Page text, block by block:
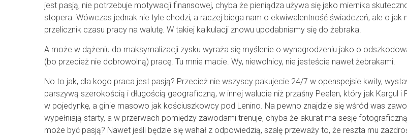
jest pasją, nie potrzebuje motywacji finansowej, chyba że pieniądza używa się jako miernika
stopera. Wówczas jednak nie tyle chodzi, a raczej biega nam o ekwiwalentność świadczeń, ale o jak
przelicznik czasu pracy na walutę. W takiej kalkulacji znowu upodabniamy się do żebraka.
A może w dążeniu do maksymalizacji zysku wyraża się myślenie o wynagrodzeniu jako o
(bo przecież nie dobrowolną) pracę. Tu mnie macie. Wy, niewolnicy, nie jesteście nawet żebrakami.
No to jak, dla kogo praca jest pasją? Przecież nie wszyscy pakujecie 24/7 w openspejsie kwity,
parszywą szerokością i długością geograficzną, w innej walucie niż przaśny Peelen, który jak Kargul i
w pojedynkę, a ginie masowo jak kościuszkowcy pod Lenino. Na pewno znajdzie się wśród was
wypełniają starty, a w przerwach pomiędzy zawodami trenuje, chyba że akurat ma sesję
może być pasją? Nawet jeśli będzie się wahał z odpowiedzią, szalę przeważy to, że reszta mu